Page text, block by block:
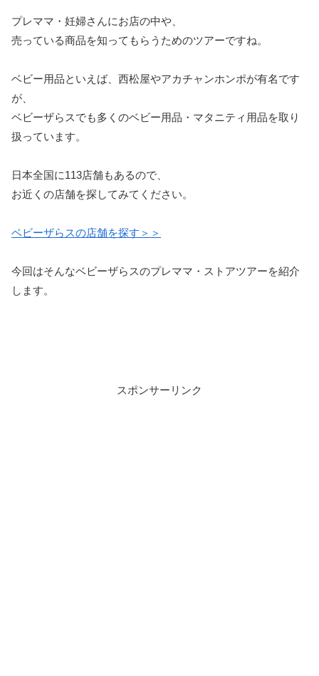
プレママ・妊婦さんにお店の中や、
売っている商品を知ってもらうためのツアーですね。
ベビー用品といえば、西松屋やアカチャンホンポが有名です
が、
ベビーザらスでも多くのベビー用品・マタニティ用品を取り
扱っています。
日本全国に113店舗もあるので、
お近くの店舗を探してみてください。
ベビーザらスの店舗を探す＞＞
今回はそんなベビーザらスのプレママ・ストアツアーを紹介
します。
スポンサーリンク